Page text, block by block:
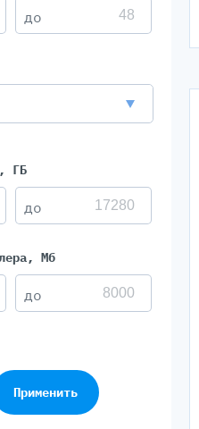
ГБ
Мб
Применить